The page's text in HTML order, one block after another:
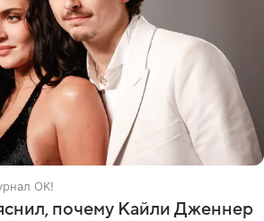
OK!
почему Кайли Дженнер